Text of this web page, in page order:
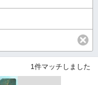
1件マッチしました